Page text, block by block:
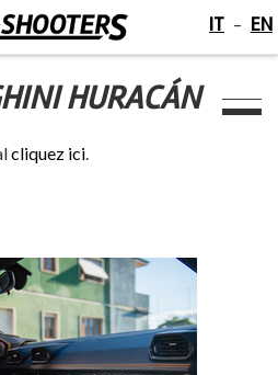
IT - EN
HURACÁN
cliquez ici.